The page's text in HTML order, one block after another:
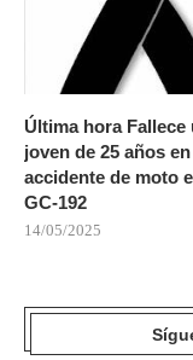
Última hora Fallece
joven de 25 años
accidente de moto
GC-192
14/05/2025